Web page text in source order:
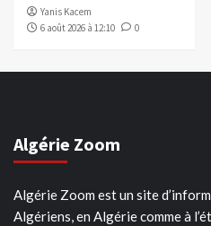
Yanis Kacem
6 août 2026 à 12:10
0
Algérie Zoom
Algérie Zoom est un site
Algériens, en Algérie comme à